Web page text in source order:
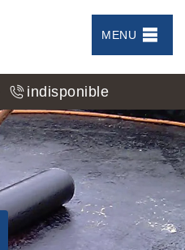
MENU
indisponible